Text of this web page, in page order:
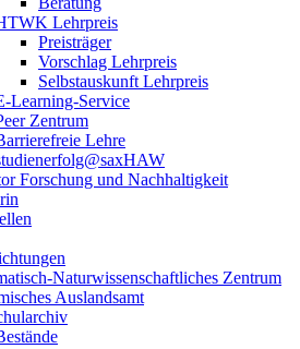
Lehrpreis
Preisträger
Vorschlag Lehrpreis
Selbstauskunft Lehrpreis
Learning-Service
Zentrum
Lehre
Forschung und Nachhaltigkeit
Naturwissenschaftliches Zentrum
Auslandsamt